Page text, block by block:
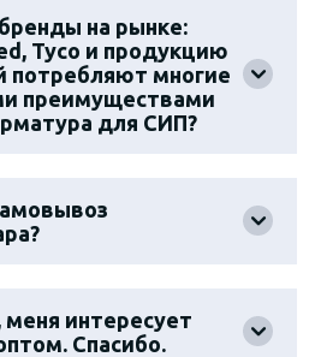
на рынке:
Tyco и продукцию
потребляют многие
преимуществами
для СИП?
меня интересует
Спасибо.